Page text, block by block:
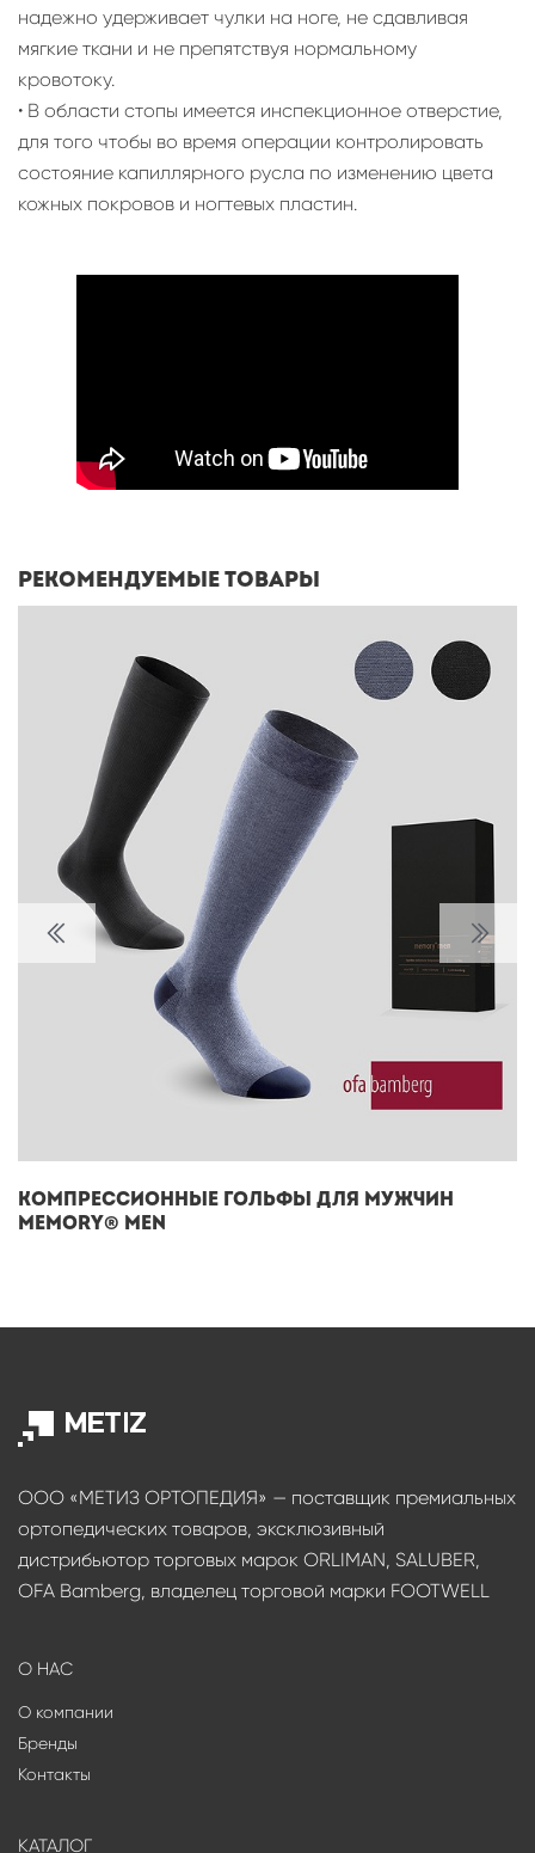
надежно удерживает чулки на ноге, не сдавливая
мягкие ткани и не препятствуя нормальному
кровотоку.
• В области стопы имеется инспекционное отверстие,
для того чтобы во время операции контролировать
состояние капиллярного русла по изменению цвета
кожных покровов и ногтевых пластин.
Рекомендуемые товары
Компрессионные гольфы для мужчин
Memory® men
ООО «МЕТИЗ ОРТОПЕДИЯ» — поставщик премиальных
ортопедических товаров, эксклюзивный
дистрибьютор торговых марок ORLIMAN, SALUBER,
OFA Bamberg, владелец торговой марки FOOTWELL
О НАС
О компании
Бренды
Контакты
КАТАЛОГ